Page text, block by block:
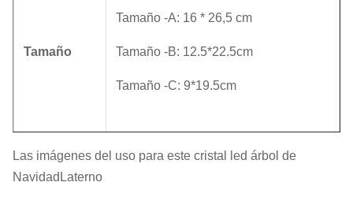
Tamaño
Tamaño -A: 16 * 26,5 cm
Tamaño -B: 12.5*22.5cm
Tamaño -C: 9*19.5cm
El color Colorido
Las imágenes del uso para este cristal led árbol de
NavidadLaterno